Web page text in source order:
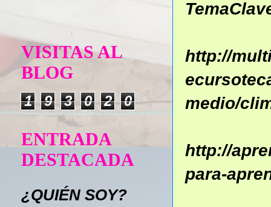
http://
medio/
http://
para-
VISITAS AL
BLOG
1 9 3 0 2 0
ENTRADA
DESTACADA
¿QUIÉN SOY?